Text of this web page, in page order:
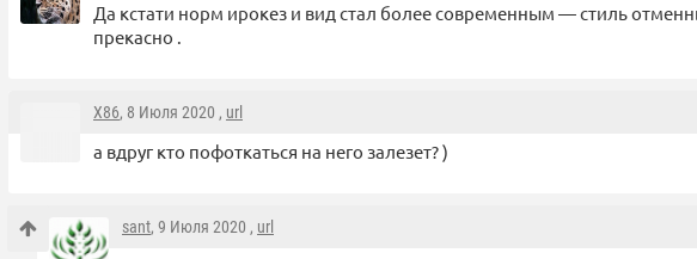
Да кстати норм ирокез и вид стал более современным — стиль
прекасно .
X86, 8 Июля 2020 , url
а вдруг кто пофоткаться на него залезет? )
sant, 9 Июля 2020 , url